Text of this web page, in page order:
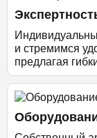
и стремимся
предлагая